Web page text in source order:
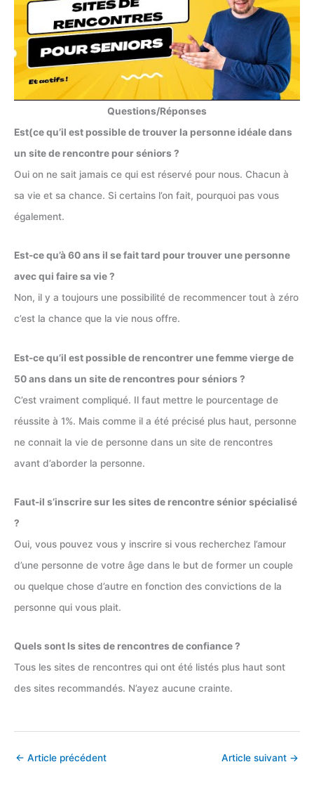
Questions/Réponses
Est(ce qu’il est possible de trouver la personne idéale dans
un site de rencontre pour séniors ?
Oui on ne sait jamais ce qui est réservé pour nous. Chacun à
sa vie et sa chance. Si certains l’on fait, pourquoi pas vous
également.
Est-ce qu’à 60 ans il se fait tard pour trouver une personne
avec qui faire sa vie ?
Non, il y a toujours une possibilité de recommencer tout à zéro
c’est la chance que la vie nous offre.
Est-ce qu’il est possible de rencontrer une femme vierge de
50 ans dans un site de rencontres pour séniors ?
C’est vraiment compliqué. Il faut mettre le pourcentage de
réussite à 1%. Mais comme il a été précisé plus haut, personne
ne connait la vie de personne dans un site de rencontres
avant d’aborder la personne.
Faut-il s’inscrire sur les sites de rencontre sénior spécialisé
?
Oui, vous pouvez vous y inscrire si vous recherchez l’amour
d’une personne de votre âge dans le but de former un couple
ou quelque chose d’autre en fonction des convictions de la
personne qui vous plait.
Quels sont ls sites de rencontres de confiance ?
Tous les sites de rencontres qui ont été listés plus haut sont
des sites recommandés. N’ayez aucune crainte.
← Article précédent Article suivant →